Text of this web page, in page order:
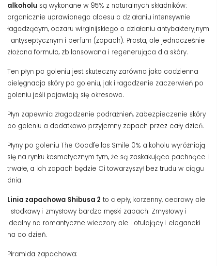
alkoholu są wykonane w 95% z naturalnych składników:
organicznie uprawianego aloesu o działaniu intensywnie
łagodzącym, oczaru wirginijskiego o działaniu antybakteryjnym
i antyseptycznym i perfum (zapach). Prosta, ale jednocześnie
złożona formuła, zbilansowana i regenerująca dla skóry.
Ten płyn po goleniu jest skuteczny zarówno jako codzienna
pielęgnacja skóry po goleniu, jak i łagodzenie zaczerwień po
goleniu jeśli pojawiają się okresowo.
Płyn zapewnia złagodzenie podrażnień, zabezpieczenie skóry
po goleniu a dodatkowo przyjemny zapach przez cały dzień.
Płyny po goleniu The Goodfellas Smile 0% alkoholu wyróżniają
się na rynku kosmetycznym tym, że są zaskakująco pachnące i
trwałe, a ich zapach będzie Ci towarzyszył bez trudu w ciągu
dnia.
Linia zapachowa Shibusa 2 to ciepły, korzenny, cedrowy ale
i słodkawy i zmysłowy bardzo męski zapach. Zmysłowy i
idealny na romantyczne wieczory ale i otulający i elegancki
na co dzień.
Piramida zapachowa: